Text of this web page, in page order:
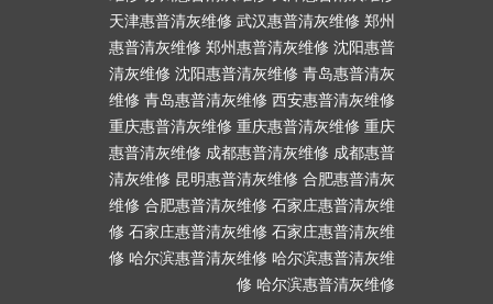
天津惠普清灰维修 武汉惠普清灰维修 郑州
惠普清灰维修 郑州惠普清灰维修 沈阳惠普
清灰维修 沈阳惠普清灰维修 青岛惠普清灰
维修 青岛惠普清灰维修 西安惠普清灰维修
重庆惠普清灰维修 重庆惠普清灰维修 重庆
惠普清灰维修 成都惠普清灰维修 成都惠普
清灰维修 昆明惠普清灰维修 合肥惠普清灰
维修 合肥惠普清灰维修 石家庄惠普清灰维
修 石家庄惠普清灰维修 石家庄惠普清灰维
修 哈尔滨惠普清灰维修 哈尔滨惠普清灰维
修 哈尔滨惠普清灰维修